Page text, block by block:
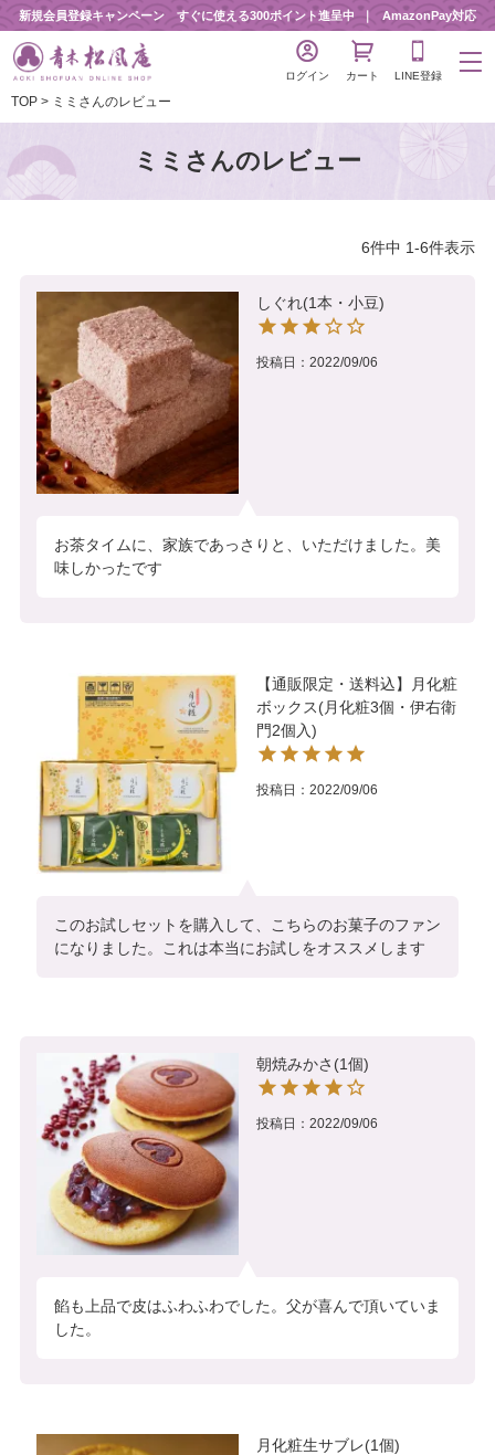
新規会員登録キャンペーン すぐに使える300ポイント進呈中 AmazonPay対応
ログイン カート LINE登録
TOP ミミさんのレビュー
ミミさんのレビュー
6件中 1-6件表示
しぐれ(1本・小豆)
投稿日 2022/09/06
お茶タイムに、家族であっさりと、いただけました。美
味しかったです
【通販限定・送料込】月化粧
ボックス(月化粧3個・伊右衛
門2個入)
投稿日 2022/09/06
このお試しセットを購入して、こちらのお菓子のファン
になりました。これは本当にお試しをオススメします
朝焼みかさ(1個)
投稿日 2022/09/06
餡も上品で皮はふわふわでした。父が喜んで頂いていま
した。
月化粧生サブレ(1個)